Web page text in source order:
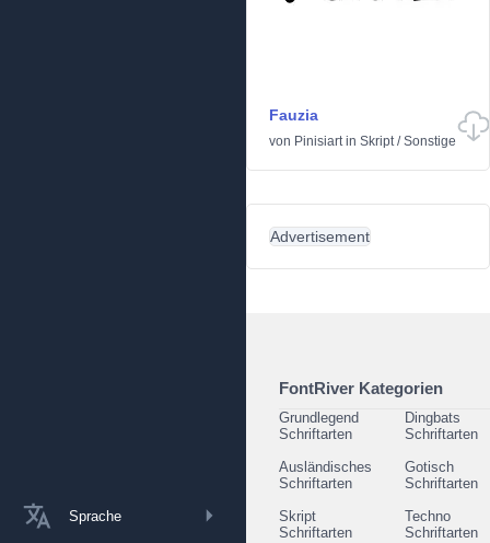
Sprache
Fauzia
von Pinisiartin Skript/Sonstige
Advertisement
FontRiver Kategorien
Grundlegend
Schriftarten
Dingbats
Schriftarten
Ausländisches
Schriftarten
Gotisch
Schriftarten
Skript
Schriftarten
Techno
Schriftarten